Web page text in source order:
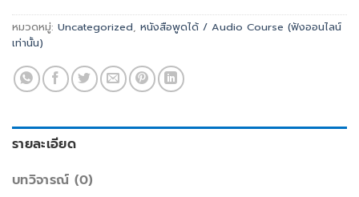
หมวดหมู่: Uncategorized หนังสือพูดได้ / Audio Course (ฟังออนไลน์
เท่านั้น)
รายละเอียด
บทวิจารณ์ (0)